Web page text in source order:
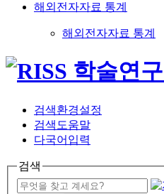
해외전자자료 통계
해외전자자료 통계
검색환경설정
검색도움말
다국어입력
검색